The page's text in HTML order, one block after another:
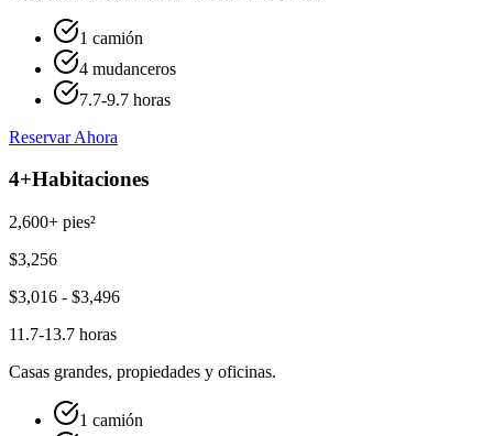
1 camión
4 mudanceros
7.7-9.7 horas
Reservar Ahora
4+Habitaciones
2,600+ pies²
$3,256
$3,016 - $3,496
11.7-13.7 horas
Casas grandes, propiedades y oficinas.
1 camión